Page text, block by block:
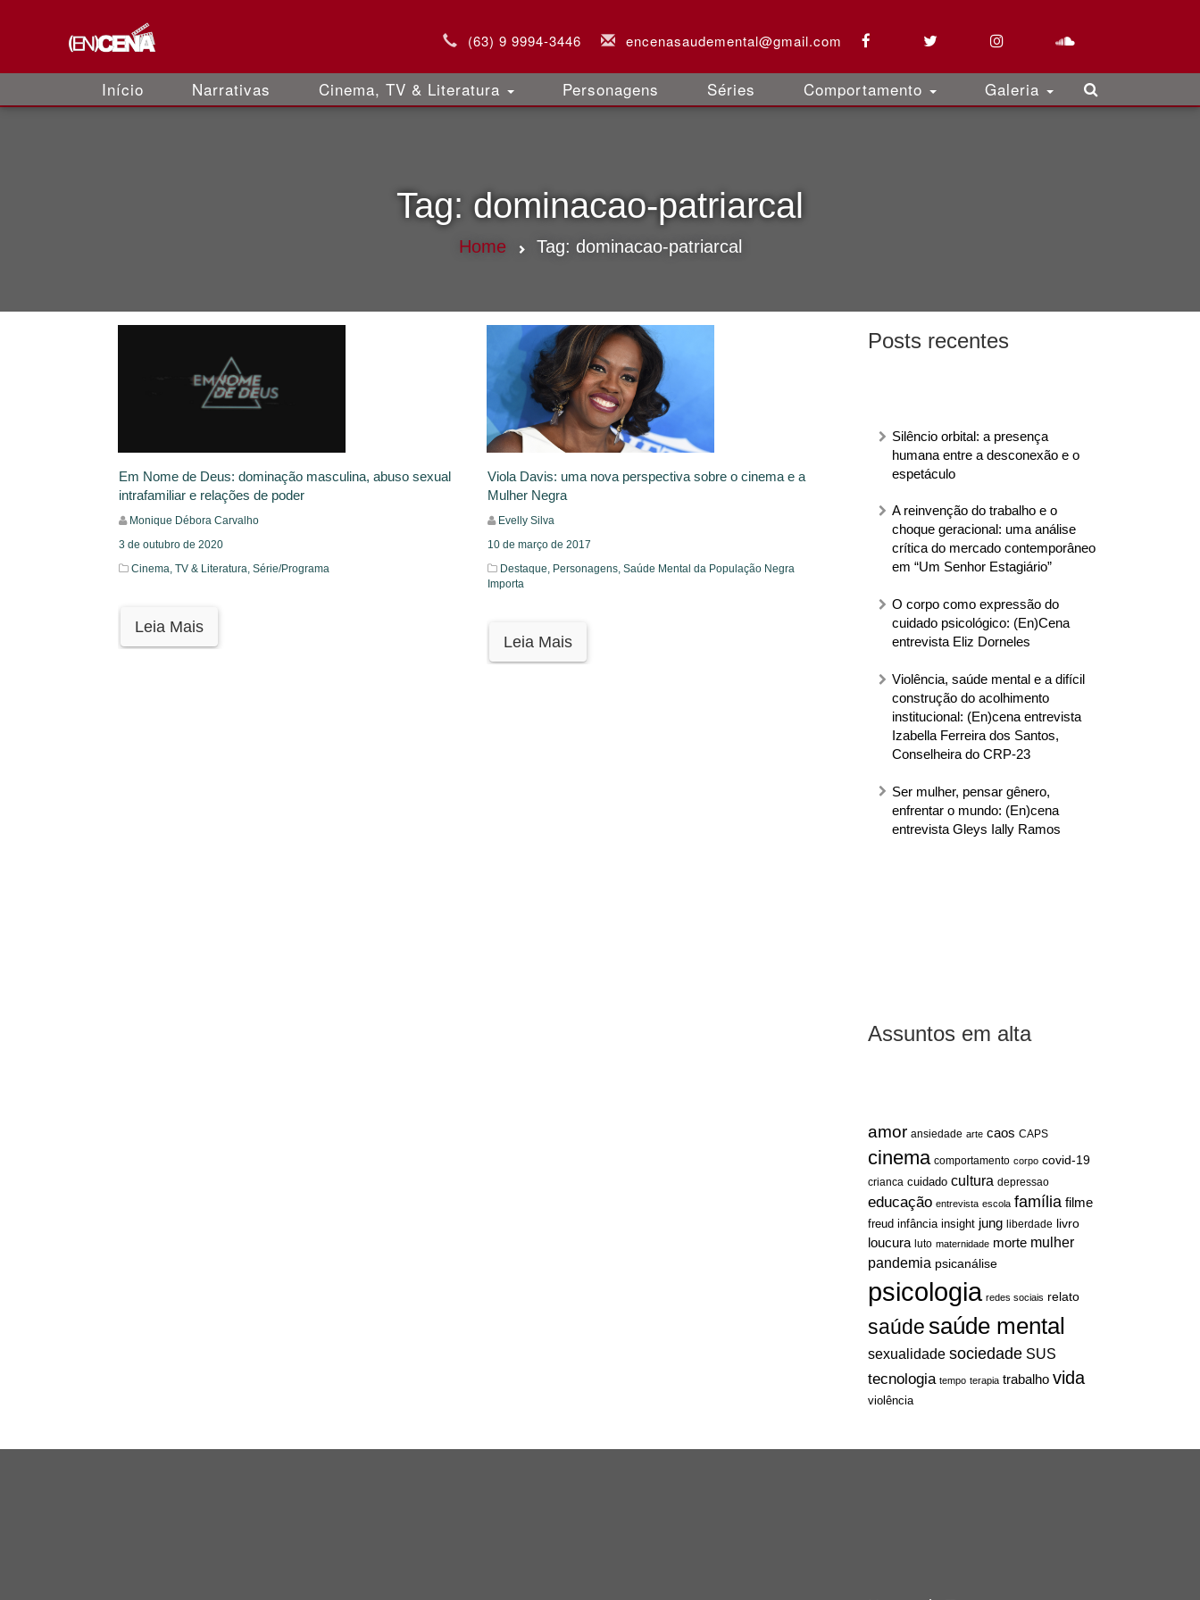
(63) 9 9994-3446 encenasaudemental@gmail.com
Início Narrativas Cinema, TV & Literatura Personagens Séries Comportamento Galeria
Tag: dominacao-patriarcal
Home Tag: dominacao-patriarcal
Posts recentes
Silêncio orbital: a presença
humana entre a desconexão e o
espetáculo
A reinvenção do trabalho e o
choque geracional: uma análise
crítica do mercado contemporâneo
em “Um Senhor Estagiário”
O corpo como expressão do
cuidado psicológico: (En)Cena
entrevista Eliz Dorneles
Violência, saúde mental e a difícil
construção do acolhimento
institucional: (En)cena entrevista
Izabella Ferreira dos Santos,
Conselheira do CRP-23
Ser mulher, pensar gênero,
enfrentar o mundo: (En)cena
entrevista Gleys Ially Ramos
Assuntos em alta
amor ansiedade arte caos CAPS
cinema comportamento corpo covid-19
crianca cuidado cultura depressao
educação entrevista escola família filme
freud infância insight jung liberdade livro
loucura luto maternidade morte mulher
pandemia psicanálise
psicologia redes sociais relato
saúdesaúde mental
sexualidade sociedade SUS
tecnologia tempo terapia trabalho vida
violência
Em Nome de Deus: dominação masculina, abuso sexual
intrafamiliar e relações de poder
Monique Débora Carvalho
3 de outubro de 2020
Cinema, TV & Literatura, Série/Programa
Leia Mais
Viola Davis: uma nova perspectiva sobre o cinema e a
Mulher Negra
Evelly Silva
10 de março de 2017
Destaque, Personagens, Saúde Mental da População Negra
Importa
Leia Mais